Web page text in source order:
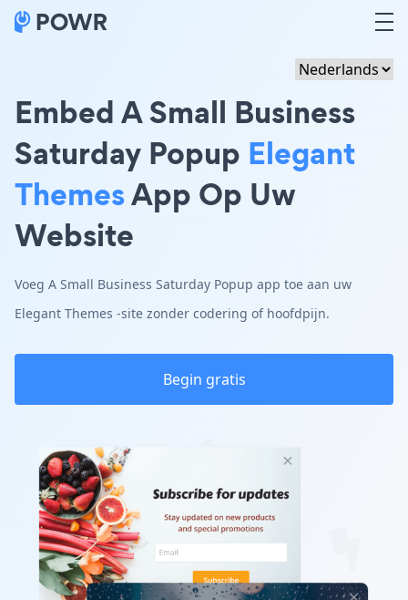
Embed A Small Business
Saturday Popup Elegant
ThemesApp Op Uw
Website
Voeg A Small Business Saturday Popup app toe aan uw
Elegant Themes -site zonder codering of hoofdpijn.
Begin gratis